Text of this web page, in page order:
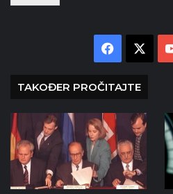
Facebook
TAKOĐER PROČITAJTE